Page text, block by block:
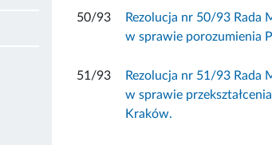
50/93
Rezolucja nr 50/93 Rada
w sprawie porozumienia
51/93
Rezolucja nr 51/93 Rada
w sprawie
Kraków.